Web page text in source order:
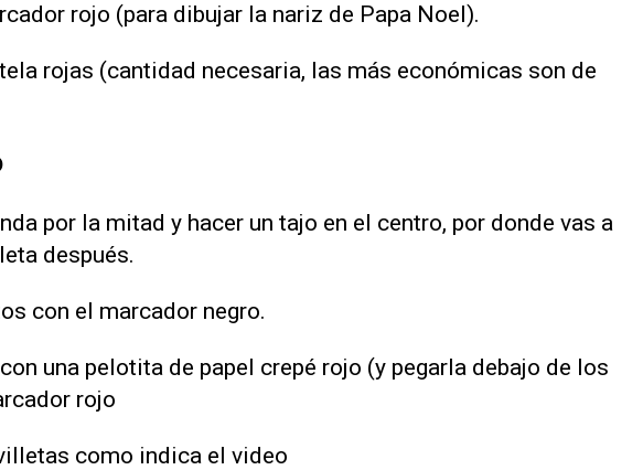
rojo (para dibujar la nariz de Papa Noel).
rojas (cantidad necesaria, las más económicas son de
por la mitad y hacer un tajo en el centro, por donde vas a
después.
con el marcador negro.
una pelotita de papel crepé rojo (y pegarla debajo de los
rojo
como indica el video